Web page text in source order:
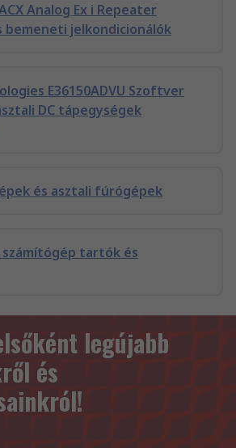
Analog Ex i Repeater
bemeneti jelkondicionálók
E36150ADVU Szoftver
DC tápegységek
és asztali fúrógépek
számítógép tartók és
legújabb
és